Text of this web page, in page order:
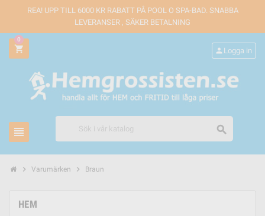
REA! UPP TILL 6000 KR RABATT PÅ POOL O SPA-BAD. SNABBA
LEVERANSER , SÄKER BETALNING
shopping_cart
0
view_headline search
person Logga in
chevron_right Varumärken chevron_right Braun
HEM